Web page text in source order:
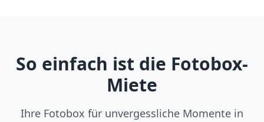
So einfach ist die Fotobox-
Miete
Ihre Fotobox für unvergessliche Momente in